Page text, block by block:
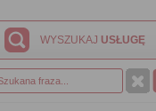
WYSZUKAJ USŁUGĘ